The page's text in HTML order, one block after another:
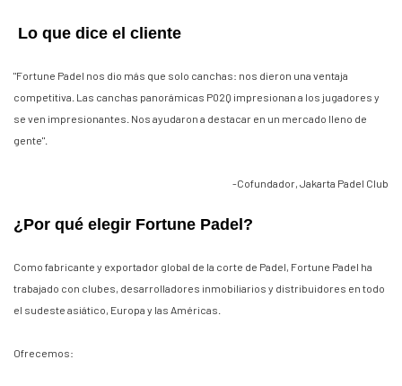
Lo que dice el cliente
"Fortune Padel nos dio más que solo canchas: nos dieron una ventaja
competitiva. Las canchas panorámicas P02Q impresionan a los jugadores y
se ven impresionantes. Nos ayudaron a destacar en un mercado lleno de
gente".
-Cofundador, Jakarta Padel Club
¿Por qué elegir Fortune Padel?
Como fabricante y exportador global de la corte de Padel, Fortune Padel ha
trabajado con clubes, desarrolladores inmobiliarios y distribuidores en todo
el sudeste asiático, Europa y las Américas.
Ofrecemos: